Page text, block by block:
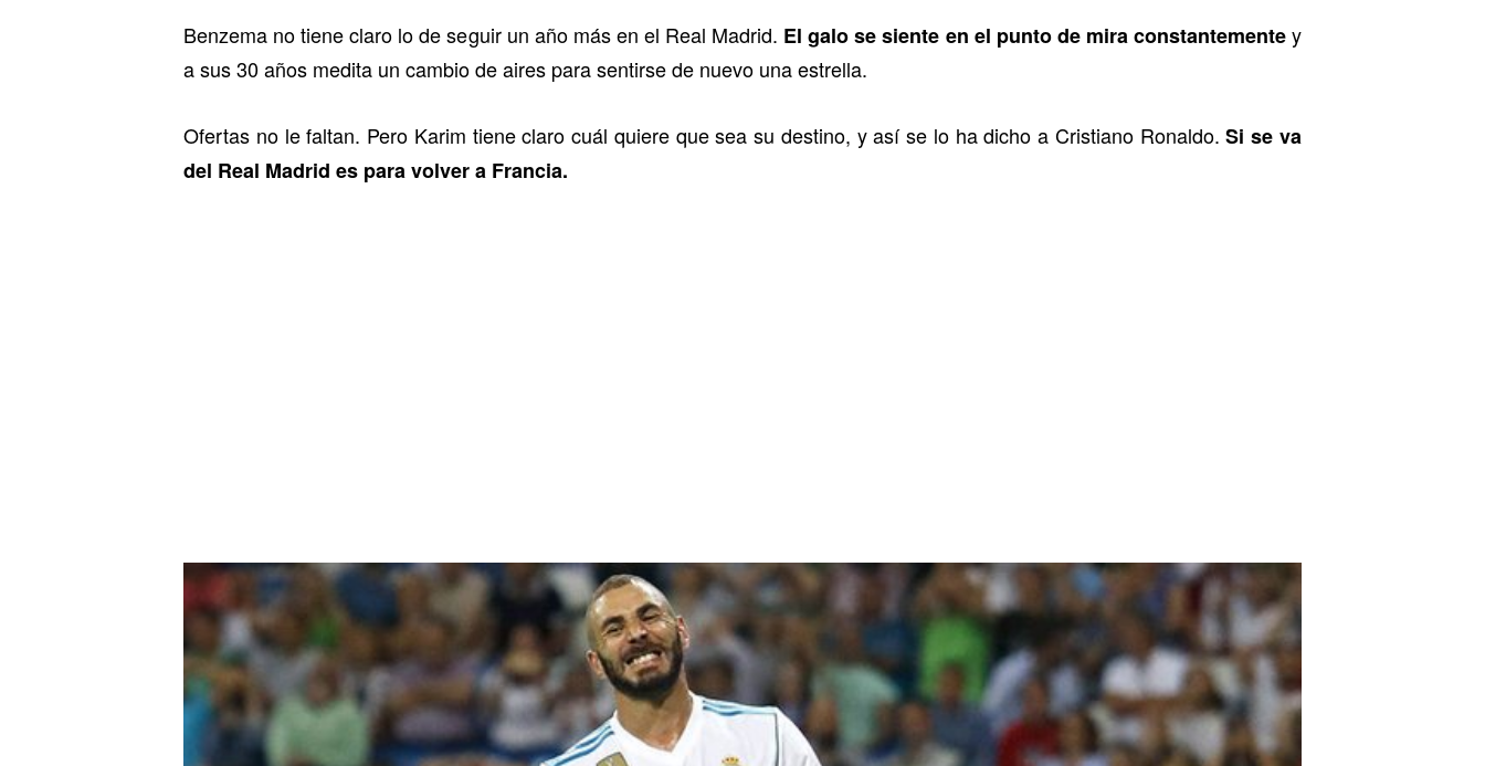
Benzema no tiene claro lo de seguir un año más en el Real Madrid. El galo se siente en el punto de mira constantementey
a sus 30 años medita un cambio de aires para sentirse de nuevo una estrella.
Ofertas no le faltan. Pero Karim tiene claro cuál quiere que sea su destino, y así se lo ha dicho a Cristiano Ronaldo.Si se va
del Real Madrid es para volver a Francia.